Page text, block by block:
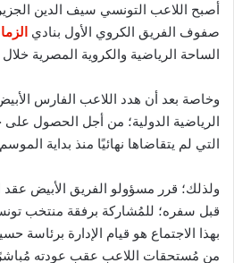
أصبح اللاعب التونسي سيف الدين
صفوف الفريق الكروي الأول بنادي
الساحة الرياضية والكروية المصرية
وخاصة بعد أن هدد اللاعب الفارس
الرياضية الدولية؛ من أجل الحصول على
التي لم يتقاضاها نهائيًا منذ بداية
ولذلك؛ قرر مسؤولو الفريق الأبيض
قبل سفره؛ للمُشاركة برفقة منتخب
بهذا الاجتماع هو قيام الإدارة برئاسة
من مُستحقات اللاعب عقب عودته